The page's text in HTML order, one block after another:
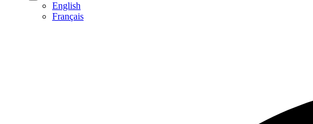
English
Français